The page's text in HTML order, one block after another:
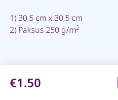
1) 30,5 cm x 30,5 cm
2) Paksus 250 g/m2
€1.50